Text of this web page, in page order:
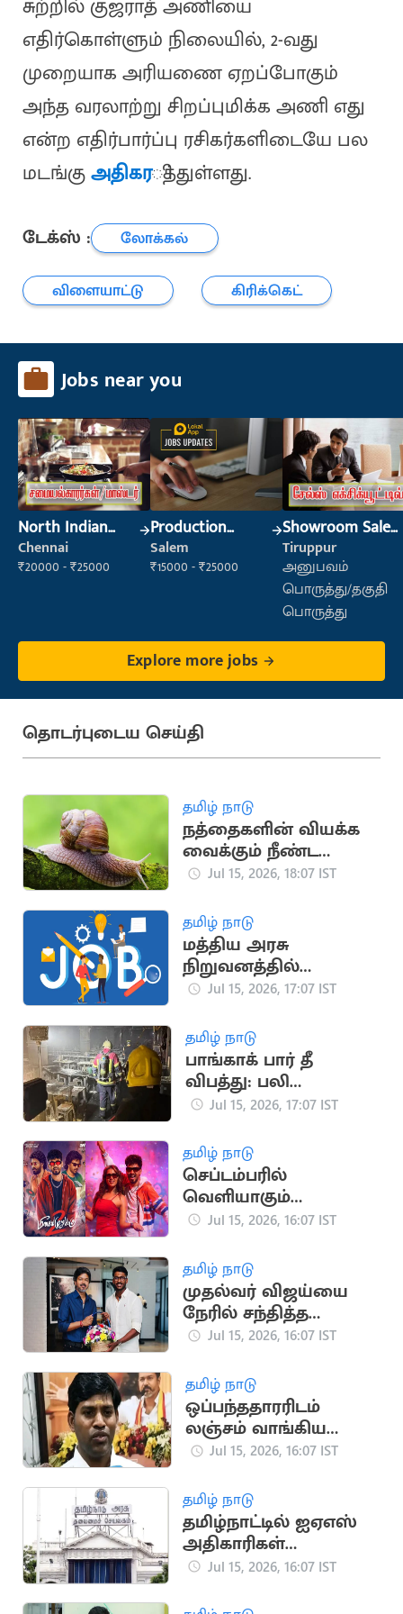
சுற்றில் குஜராத் அணியை
எதிர்கொள்ளும் நிலையில், 2-வது
முறையாக அரியணை ஏறப்போகும்
அந்த வரலாற்று சிறப்புமிக்க அணி எது
என்ற எதிர்பார்ப்பு ரசிகர்களிடையே பல
மடங்குஅதிகரித்துள்ளது.
டேக்ஸ் :
லோக்கல்
விளையாட்டு
கிரிக்கெட்
Jobs near you
North Indian
Cook
Chennai
₹20000 - ₹25000
Production
Supervisor
Salem
₹15000 - ₹25000
Showroom Sales
Executive (Retail
Sales)
Tiruppur
அனுபவம்
பொருத்து/தகுதி
பொருத்து
Explore more jobs
தொடர்புடைய செய்தி
தமிழ் நாடு
நத்தைகளின் வியக்க
வைக்கும் நீண்ட
ஆயுள் கால
Jul 15, 2026, 18:07 IST
தமிழ் நாடு
மத்திய அரசு
நிறுவனத்தில்
வேலைவாய்ப்பு
Jul 15, 2026, 17:07 IST
தமிழ் நாடு
பாங்காக் பார் தீ
விபத்து: பலி
எண்ணிக்கை 32 ஆக
Jul 15, 2026, 17:07 IST
தமிழ் நாடு
செப்டம்பரில்
வெளியாகும்
ஹிப்ஹாப் ஆதியின்
Jul 15, 2026, 16:07 IST
தமிழ் நாடு
முதல்வர் விஜய்யை
நேரில் சந்தித்த
கிரிக்கெட் வீரர் சாய்
Jul 15, 2026, 16:07 IST
தமிழ் நாடு
ஒப்பந்ததாரரிடம்
லஞ்சம் வாங்கிய
தவெக ஊராட்சித்
Jul 15, 2026, 16:07 IST
தமிழ் நாடு
தமிழ்நாட்டில் ஐஏஎஸ்
அதிகாரிகள்
இடமாற்றம்: புதிய
Jul 15, 2026, 16:07 IST